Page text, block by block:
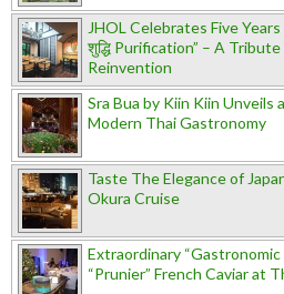
JHOL Celebrates Five
शुद्धि Purification” – A
Reinvention
Sra Bua by Kiin Kiin Unveils
Modern Thai Gastronomy
Taste The Elegance of
Okura Cruise
Extraordinary
“Prunier” French Caviar at